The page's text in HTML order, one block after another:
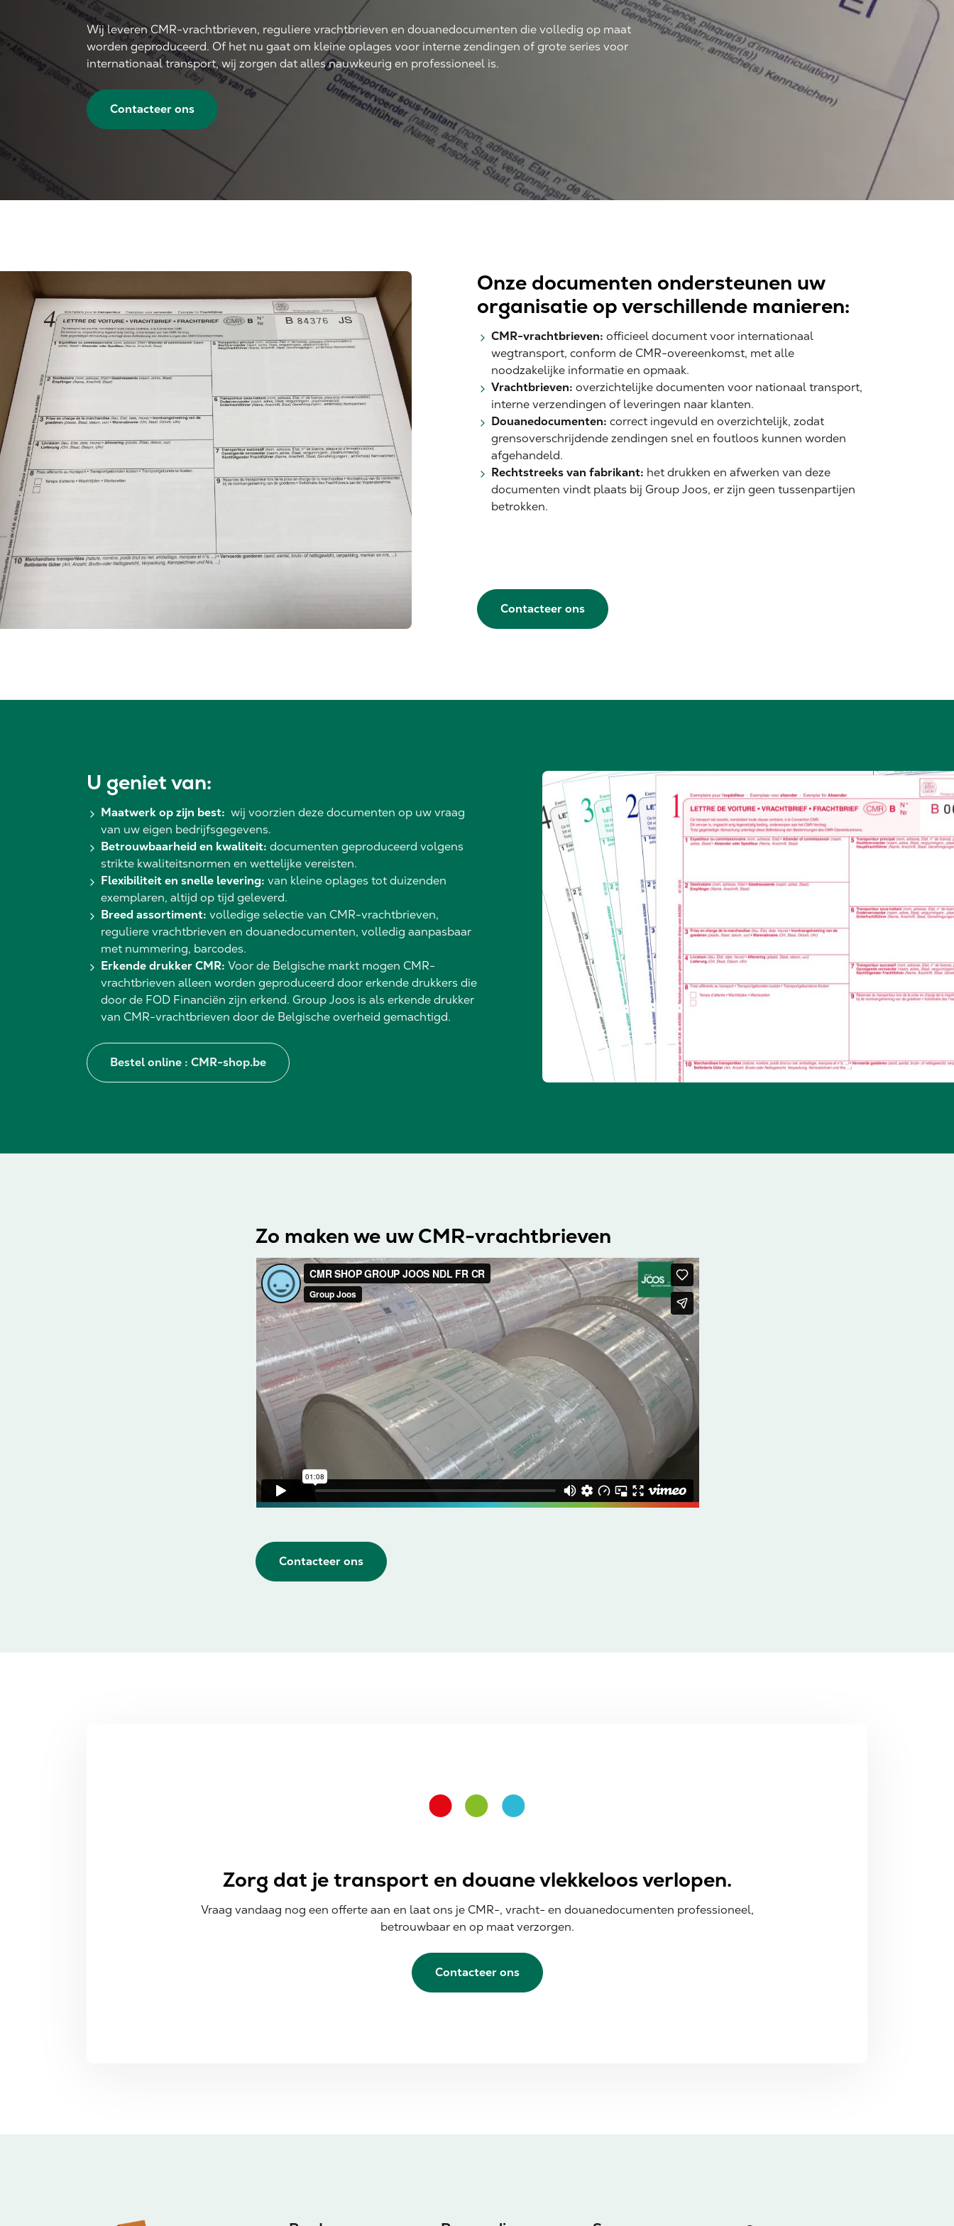
Wij leveren CMR-vrachtbrieven, reguliere vrachtbrieven en douanedocumenten die volledig op maat
worden geproduceerd. Of het nu gaat om kleine oplages voor interne zendingen of grote series voor
internationaal transport, wij zorgen dat alles nauwkeurig en professioneel is.
Contacteer ons
Onze documenten ondersteunen uw
organisatie op verschillende manieren:
CMR-vrachtbrieven: officieel document voor internationaal
wegtransport, conform de CMR-overeenkomst, met alle
noodzakelijke informatie en opmaak.
Vrachtbrieven: overzichtelijke documenten voor nationaal transport,
interne verzendingen of leveringen naar klanten.
Douanedocumenten: correct ingevuld en overzichtelijk, zodat
grensoverschrijdende zendingen snel en foutloos kunnen worden
afgehandeld.
Rechtstreeks van fabrikant: het drukken en afwerken van deze
documenten vindt plaats bij Group Joos, er zijn geen tussenpartijen
betrokken.
Contacteer ons
U geniet van:
Maatwerk op zijn best: wij voorzien deze documenten op uw vraag
van uw eigen bedrijfsgegevens.
Betrouwbaarheid en kwaliteit: documenten geproduceerd volgens
strikte kwaliteitsnormen en wettelijke vereisten.
Flexibiliteit en snelle levering: van kleine oplages tot duizenden
exemplaren, altijd op tijd geleverd.
Breed assortiment: volledige selectie van CMR-vrachtbrieven,
reguliere vrachtbrieven en douanedocumenten, volledig aanpasbaar
met nummering, barcodes.
Erkende drukker CMR: Voor de Belgische markt mogen CMR-
vrachtbrieven alleen worden geproduceerd door erkende drukkers die
door de FOD Financiën zijn erkend. Group Joos is als erkende drukker
van CMR-vrachtbrieven door de Belgische overheid gemachtigd.
Bestel online : CMR-shop.be
Zo maken we uw CMR-vrachtbrieven
Contacteer ons
Zorg dat je transport en douane vlekkeloos verlopen.
Vraag vandaag nog een offerte aan en laat ons je CMR-, vracht- en douanedocumenten professioneel,
betrouwbaar en op maat verzorgen.
Contacteer ons